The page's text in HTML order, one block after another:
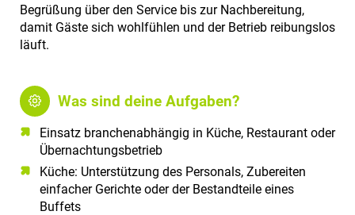
h
Begrüßung über den Service bis zur Nachbereitung,
damit Gäste sich wohlfühlen und der Betrieb reibungslos
läuft.
Was sind deine Aufgaben?
Einsatz branchenabhängig in Küche, Restaurant oder
Übernachtungsbetrieb
Küche: Unterstützung des Personals, Zubereiten
einfacher Gerichte oder der Bestandteile eines
Buffets